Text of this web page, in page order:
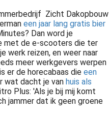
Zicht Dakopbouw
een jaar lang gratis bier
Dan word je
met de e-scooters die ter
werk reizen, en weer naar
meer werkgevers werpen
er de horecabaas die een
wat dacht je van huis als
Plus: 'Als je bij mij komt
jammer dat ik geen groene